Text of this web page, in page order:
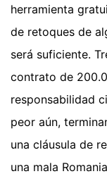
herramienta
de retoques de
será suficiente.
contrato de
responsabilidad
peor aún,
una cláusula de
una mala